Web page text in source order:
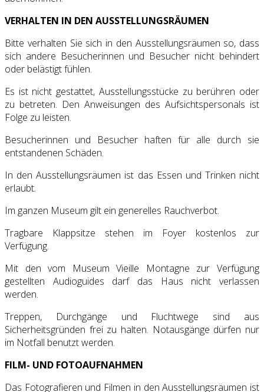
VERHALTEN IN DEN AUSSTELLUNGSRÄUMEN
Bitte verhalten Sie sich in den Ausstellungsräumen so, dass
sich andere Besucherinnen und Besucher nicht behindert
oder belästigt fühlen.
Es ist nicht gestattet, Ausstellungsstücke zu berühren oder
zu betreten. Den Anweisungen des Aufsichtspersonals ist
Folge zu leisten.
Besucherinnen und Besucher haften für alle durch sie
entstandenen Schäden.
In den Ausstellungsräumen ist das Essen und Trinken nicht
erlaubt.
Im ganzen Museum gilt ein generelles Rauchverbot.
Tragbare Klappsitze stehen im Foyer kostenlos zur
Verfügung.
Mit den vom Museum Vieille Montagne zur Verfügung
gestellten Audioguides darf das Haus nicht verlassen
werden.
Treppen, Durchgänge und Fluchtwege sind aus
Sicherheitsgründen frei zu halten. Notausgänge dürfen nur
im Notfall benutzt werden.
FILM- UND FOTOAUFNAHMEN
Das Fotografieren und Filmen in den Ausstellungsräumen ist